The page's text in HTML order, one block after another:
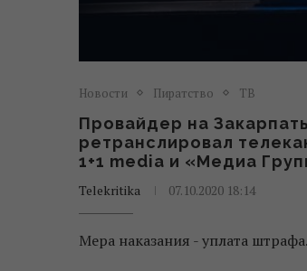
Новости Пиратство ТВ
Провайдер на
ретранслировал
1+1 media и «Медиа
Telekritika 07.10.2020 18:14
Мера наказания - уплата штрафа.